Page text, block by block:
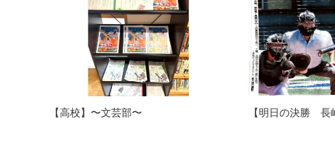
【高校】〜文芸部〜 【明日の決勝 長